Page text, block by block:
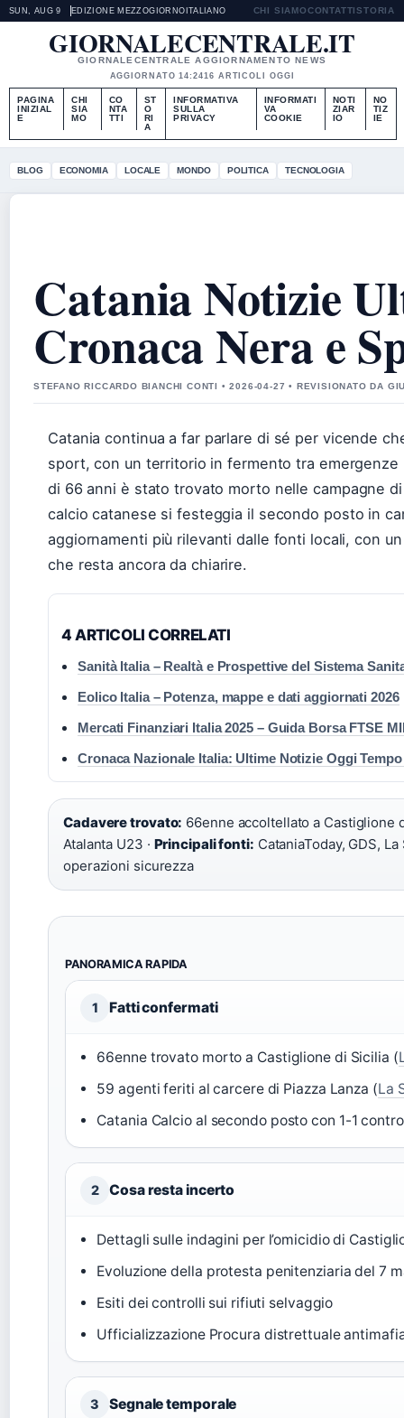
SUN, AUG 9 EDIZIONE MEZZOGIORNO ITALIANO CHI SIAMOCONTATTISTORIA
GIORNALECENTRALE.IT
GIORNALECENTRALE AGGIORNAMENTO NEWS
AGGIORNATO 14:2416 ARTICOLI OGGI
PAGINA
INIZIAL
E
CHI
SIA
MO
CO
NTA
TTI
ST
O
RI
A
INFORMATIVA
SULLA
PRIVACY
INFORMATI
VA
COOKIE
NOTI
ZIAR
IO
NO
TIZ
IE
BLOG ECONOMIA LOCALE MONDO POLITICA TECNOLOGIA
Catania Notizie
Cronaca Nera e
STEFANO RICCARDO BIANCHI CONTI • 2026-04-27 • REVISIONATO DA
Catania continua a far parlare di sé per vicende
sport, con un territorio in fermento tra
di 66 anni è stato trovato morto nelle campagne
calcio catanese si festeggia il secondo posto in
aggiornamenti più rilevanti dalle fonti locali, con
che resta ancora da chiarire.
4 ARTICOLI CORRELATI
Sanità Italia – Realtà e Prospettive del Sistema
Eolico Italia – Potenza, mappe e dati aggiornati 2026
Mercati Finanziari Italia 2025 – Guida Borsa FTSE
Cronaca Nazionale Italia: Ultime Notizie Oggi Tempo
Cadavere trovato: 66enne accoltellato a Castiglione
Atalanta U23 · Principali fonti: CataniaToday, GDS, La
operazioni sicurezza
PANORAMICA RAPIDA
1 Fatti confermati
66enne trovato morto a Castiglione di Sicilia (
59 agenti feriti al carcere di Piazza Lanza (La
Catania Calcio al secondo posto con 1-1
2 Cosa resta incerto
Dettagli sulle indagini per l’omicidio di
Evoluzione della protesta penitenziaria del 7
Esiti dei controlli sui rifiuti selvaggio
Ufficializzazione Procura distrettuale
3 Segnale temporale